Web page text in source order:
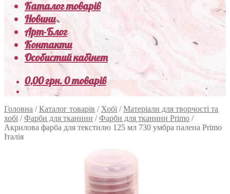
Каталог товарів
Новини
Арт-Блог
Контакти
Особистий кабінет
0,00грн.0 товарів
Головна /Каталог товарів / Хобі /Матеріали для творчості та
хобі /Фарби для тканини /Фарби для тканини Primo /
Акрилова фарба для текстилю 125 мл 730 умбра палена Primo
Італія